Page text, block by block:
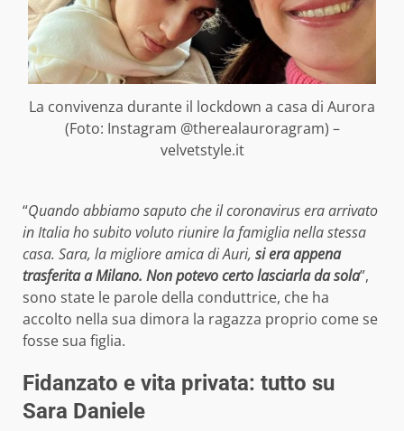
La convivenza durante il lockdown a casa di Aurora
(Foto: Instagram @therealauroragram) –
velvetstyle.it
“Quando abbiamo saputo che il coronavirus era arrivato
in Italia ho subito voluto riunire la famiglia nella stessa
casa. Sara, la migliore amica di Auri, si era appena
trasferita a Milano. Non potevo certo lasciarla da sola”,
sono state le parole della conduttrice, che ha
accolto nella sua dimora la ragazza proprio come se
fosse sua figlia.
Fidanzato e vita privata: tutto su
Sara Daniele